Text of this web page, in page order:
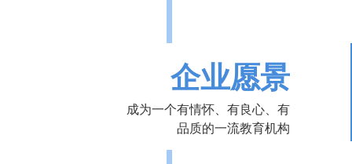
企业愿景
成为一个有情怀、有良心、有
品质的一流教育机构